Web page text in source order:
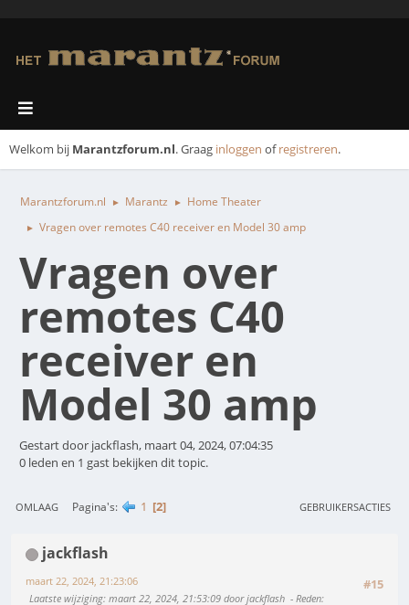
Welkom bij Marantzforum.nl. Graag inloggen ofregistreren.
Marantzforum.nl ► Marantz ► Home Theater
► Vragen over remotes C40 receiver en Model 30 amp
Vragen over
remotes C40
receiver en
Model 30 amp
Gestart door jackflash, maart 04, 2024, 07:04:35
0 leden en 1 gast bekijken dit topic.
OMLAAG Pagina's 1 2 GEBRUIKERSACTIES
jackflash
#15
maart 22, 2024, 21:23:06
Laatste wijziging: maart 22, 2024, 21:53:09 door jackflash Reden: